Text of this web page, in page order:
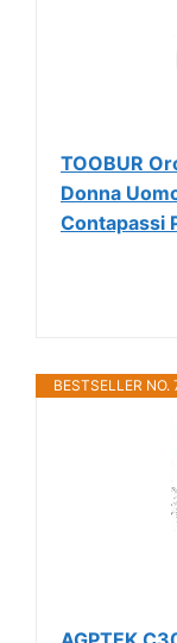
TOOBUR
Donna
Contapassi
BESTSELLER NO.